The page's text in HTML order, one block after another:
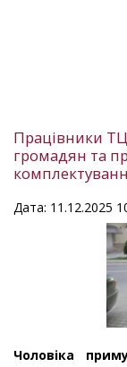
Працівники
громадян та
Дата: 11.12.2025
Чоловіка